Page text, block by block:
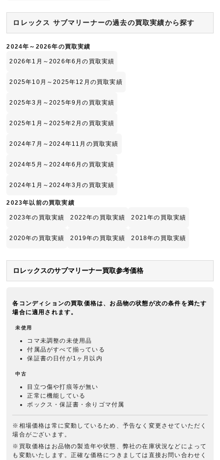
ロレックス サブマリーナーの過去の買取実績から探す
2024年～2026年の買取実績
2026年1月～2026年6月の買取実績
2025年10月～2025年12月の買取実績
2025年3月～2025年9月の買取実績
2025年1月～2025年2月の買取実績
2024年7月～2024年11月の買取実績
2024年5月～2024年6月の買取実績
2024年1月～2024年3月の買取実績
2023年以前の買取実績
2023年の買取実績 2022年の買取実績 2021年の買取実績
2020年の買取実績 2019年の買取実績 2018年の買取実績
ロレックスのサブマリーナー買取参考価格
各コンディションの買取価格は、お品物の状態が次の条件を満たす
場合に適用されます。
未使用
コマ未調整の未使用品
付属品がすべて揃っている
保証書の日付が1ヶ月以内
中古
目立つ傷や打痕等が無い
正常に機能している
ボックス・保証書・余りゴマ付属
※相場価格は常に変動しているため、予告なく変更させていただく
場合がございます。
※買取価格はお品物の製造年や状態、弊社の在庫状況などによって
も変動いたします。正確な価格につきましては直接お問い合わせく